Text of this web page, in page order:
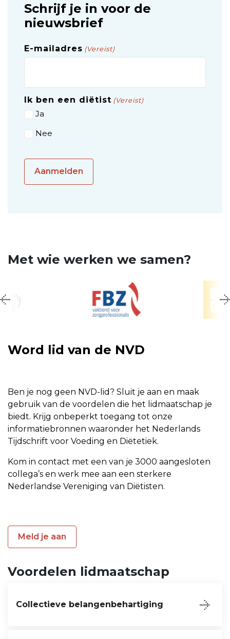
Schrijf je in voor de
nieuwsbrief
E-mailadres (Vereist)
Ik ben een diëtist (Vereist)
Ja
Nee
Met wie werken we samen?
Word lid van de NVD
Ben je nog geen NVD-lid? Sluit je aan en maak
gebruik van de voordelen die het lidmaatschap je
biedt. Krijg onbeperkt toegang tot onze
informatiebronnen waaronder het Nederlands
Tijdschrift voor Voeding en Diëtetiek.
Kom in contact met een van je 3000 aangesloten
collega’s en werk mee aan een sterkere
Nederlandse Vereniging van Diëtisten.
Meld je aan
Voordelen lidmaatschap
Collectieve belangenbehartiging